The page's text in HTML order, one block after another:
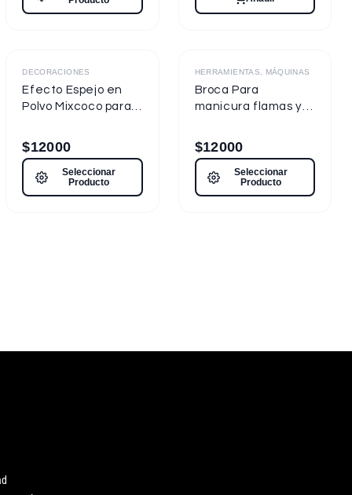
Destacado
DECORACIONES
Efecto Espejo en
Polvo Mixcoco para
$12000
Seleccionar
Producto
HERRAMIENTAS, MÁQUINAS
Broca Para
manicura flamas y
$12000
Seleccionar
Producto